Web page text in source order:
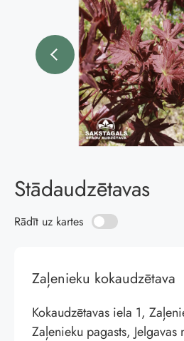
Stādaudzētavas
Rādīt uz kartes
Zaļenieku kokaudzētava
Kokaudzētavas iela 1,
Zaļenieku pagasts, Jelgavas